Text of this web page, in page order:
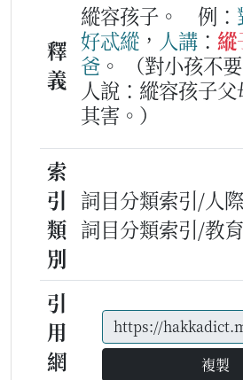
釋
義
縱容孩子。 例：
好忒縱 ， 人講 ： 縱
爸 。
（對小孩不
人說：縱容孩子
其害。）
索
引
類
別
詞目分類索引/人
詞目分類索引/教
引
用
網
複製